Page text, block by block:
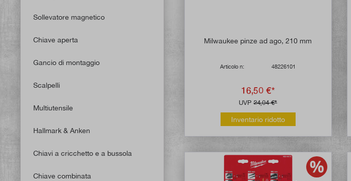
Sollevatore magnetico
Chiave aperta
Gancio di montaggio
Scalpelli
Multiutensile
Hallmark & Anken
Chiavi a cricchetto e a bussola
Chiave combinata
Milwaukee pinze ad ago, 210 mm
Articolo n: 48226101
16,50 €*
UVP24,04 €*
Inventario ridotto